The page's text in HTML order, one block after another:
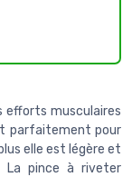
efforts musculaires
parfaitement pour
elle est légère et
La pince à riveter